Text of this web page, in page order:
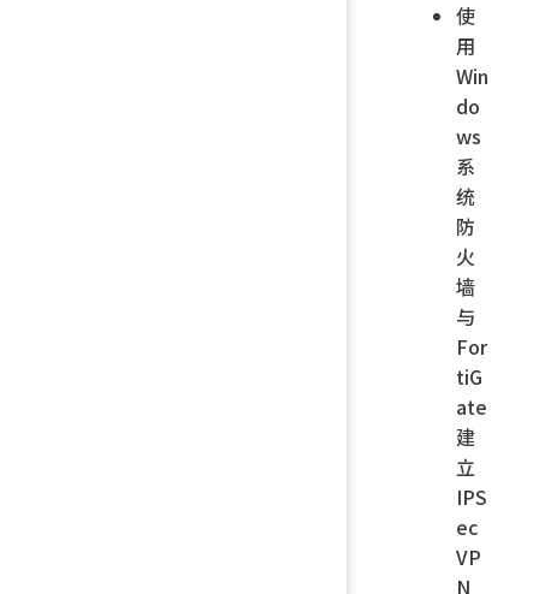
使
用
Win
do
ws
系
统
防
火
墙
与
For
tiG
ate
建
立
IPS
ec
VP
N